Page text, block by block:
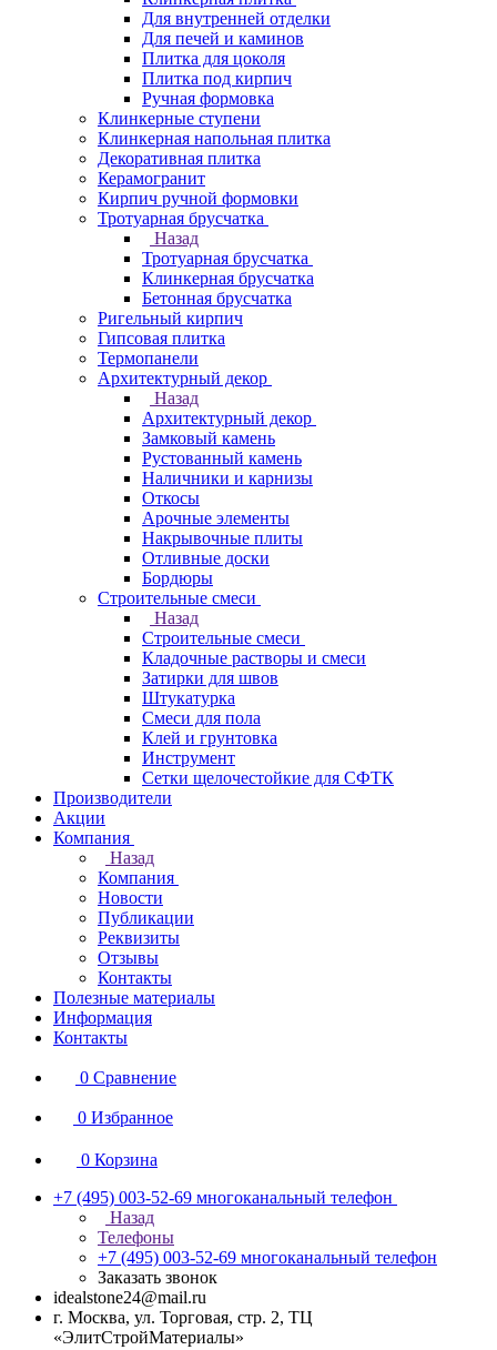
Для внутренней отделки
Для печей и каминов
Плитка для цоколя
Плитка под кирпич
Ручная формовка
Клинкерные ступени
Клинкерная напольная плитка
Декоративная плитка
Керамогранит
Кирпич ручной формовки
Тротуарная брусчатка
Назад
Тротуарная брусчатка
Клинкерная брусчатка
Бетонная брусчатка
Ригельный кирпич
Гипсовая плитка
Термопанели
Архитектурный декор
Назад
Архитектурный декор
Замковый камень
Рустованный камень
Наличники и карнизы
Откосы
Арочные элементы
Накрывочные плиты
Отливные доски
Бордюры
Строительные смеси
Назад
Строительные смеси
Кладочные растворы и смеси
Затирки для швов
Штукатурка
Смеси для пола
Клей и грунтовка
Инструмент
Сетки щелочестойкие для СФТК
Производители
Акции
Компания
Назад
Компания
Новости
Публикации
Реквизиты
Отзывы
Контакты
Полезные материалы
Информация
Контакты
0 Сравнение
0 Избранное
0 Корзина
+7 (495) 003-52-69 многоканальный телефон
Назад
Телефоны
+7 (495) 003-52-69 многоканальный телефон
Заказать звонок
idealstone24@mail.ru
г. Москва, ул. Торговая, стр. 2, ТЦ
«ЭлитСтройМатериалы»